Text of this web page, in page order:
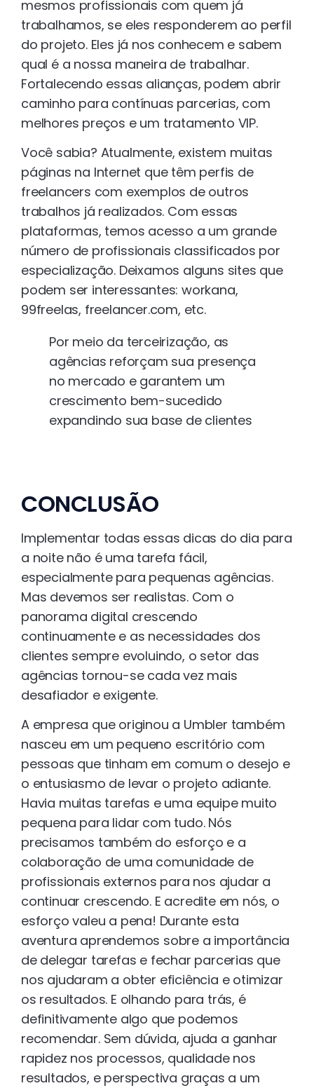
mesmos profissionais com quem já
trabalhamos, se eles responderem ao perfil
do projeto. Eles já nos conhecem e sabem
qual é a nossa maneira de trabalhar.
Fortalecendo essas alianças, podem abrir
caminho para contínuas parcerias, com
melhores preços e um tratamento VIP.
Você sabia? Atualmente, existem muitas
páginas na Internet que têm perfis de
freelancers com exemplos de outros
trabalhos já realizados. Com essas
plataformas, temos acesso a um grande
número de profissionais classificados por
especialização. Deixamos alguns sites que
podem ser interessantes: workana,
99freelas, freelancer.com, etc.
Por meio da terceirização, as
agências reforçam sua presença
no mercado e garantem um
crescimento bem-sucedido
expandindo sua base de clientes
CONCLUSÃO
Implementar todas essas dicas do dia para
a noite não é uma tarefa fácil,
especialmente para pequenas agências.
Mas devemos ser realistas. Com o
panorama digital crescendo
continuamente e as necessidades dos
clientes sempre evoluindo, o setor das
agências tornou-se cada vez mais
desafiador e exigente.
A empresa que originou a Umbler também
nasceu em um pequeno escritório com
pessoas que tinham em comum o desejo e
o entusiasmo de levar o projeto adiante.
Havia muitas tarefas e uma equipe muito
pequena para lidar com tudo. Nós
precisamos também do esforço e a
colaboração de uma comunidade de
profissionais externos para nos ajudar a
continuar crescendo. E acredite em nós, o
esforço valeu a pena! Durante esta
aventura aprendemos sobre a importância
de delegar tarefas e fechar parcerias que
nos ajudaram a obter eficiência e otimizar
os resultados. E olhando para trás, é
definitivamente algo que podemos
recomendar. Sem dúvida, ajuda a ganhar
rapidez nos processos, qualidade nos
resultados, e perspectiva graças a um